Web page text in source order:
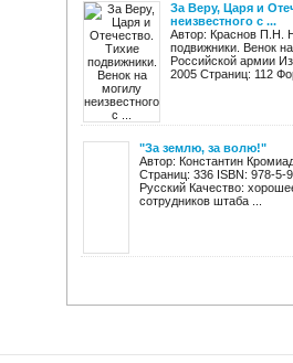
За Веру, Царя и
неизвестного с ...
Автор: Краснов П.Н.
подвижники. Венок
Российской армии
2005 Страниц: 112
"За землю, за волю!"
Автор: Константин
Страниц: 336 ISBN: 978-
Русский Качество:
сотрудников штаба ...